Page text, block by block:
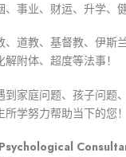
、事业、财运、升学、
、道教、基督教、伊斯
附体、超度等法事！
到家庭问题、孩子问题
学努力帮助当下的您！